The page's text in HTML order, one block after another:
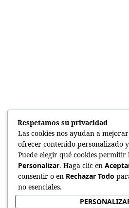
Respetamos su privacidad
Las cookies nos ayudan a
ofrecer contenido personalizado
Puede elegir qué cookies permitir
Personalizar. Haga clic en
consentir o en Rechazar Todo
no esenciales.